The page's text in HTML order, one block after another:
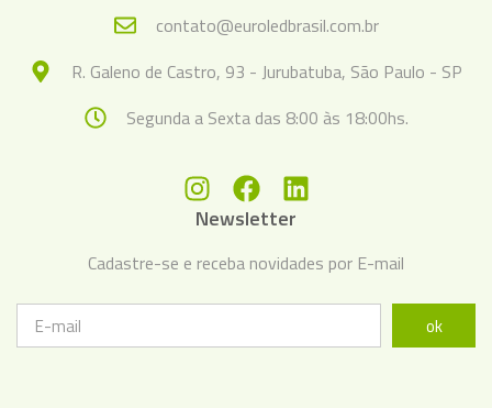
contato@euroledbrasil.com.br
R. Galeno de Castro, 93 - Jurubatuba, São Paulo - SP
Segunda a Sexta das 8:00 às 18:00hs.
Newsletter
Cadastre-se e receba novidades por E-mail
ok